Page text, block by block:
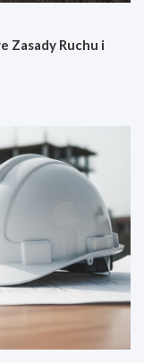
Zasady Ruchu i